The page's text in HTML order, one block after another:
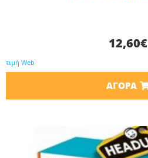
12,60€
τιμή Web
ΑΓΟΡΆ